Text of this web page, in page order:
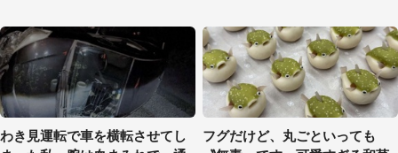
わき見運転で車を横転させてし
フグだけど、丸ごといっても